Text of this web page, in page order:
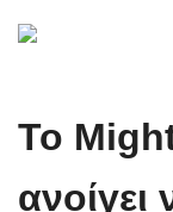
Το
ανοίγει